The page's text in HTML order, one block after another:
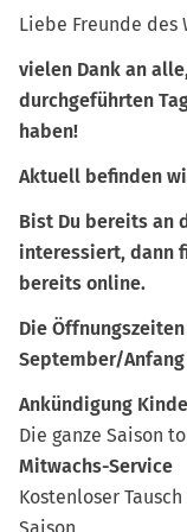
Liebe Freunde des
vielen Dank an
durchgeführten
haben!
Aktuell befinden
Bist Du bereits an
interessiert, dann
bereits online.
Die
September/
Ankündigung
Die ganze Saison
Mitwachs-Service
Kostenloser